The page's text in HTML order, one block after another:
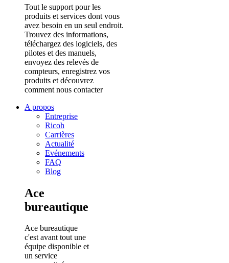
Tout le support pour les
produits et services dont vous
avez besoin en un seul endroit.
Trouvez des informations,
téléchargez des logiciels, des
pilotes et des manuels,
envoyez des relevés de
compteurs, enregistrez vos
produits et découvrez
comment nous contacter
A propos
Entreprise
Ricoh
Carrières
Actualité
Evénements
FAQ
Blog
Ace
bureautique
Ace bureautique
c'est avant tout une
équipe disponible et
un service